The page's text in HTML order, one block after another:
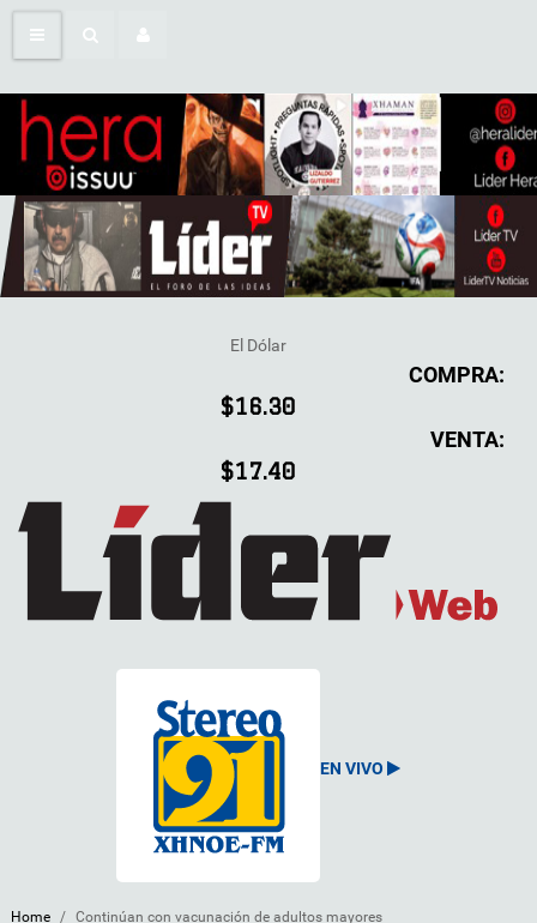
El Dólar
COMPRA:
$16.30
VENTA:
$17.40
EN VIVO
Home / Continúan con vacunación de adultos mayores